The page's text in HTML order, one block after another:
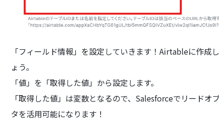
「フィールド情報」を設定していきます！Airtableに作
ょう。
「値」を「取得した値」から設定します。
「取得した値」は変数となるので、Salesforceでリード
タを活用可能になります！